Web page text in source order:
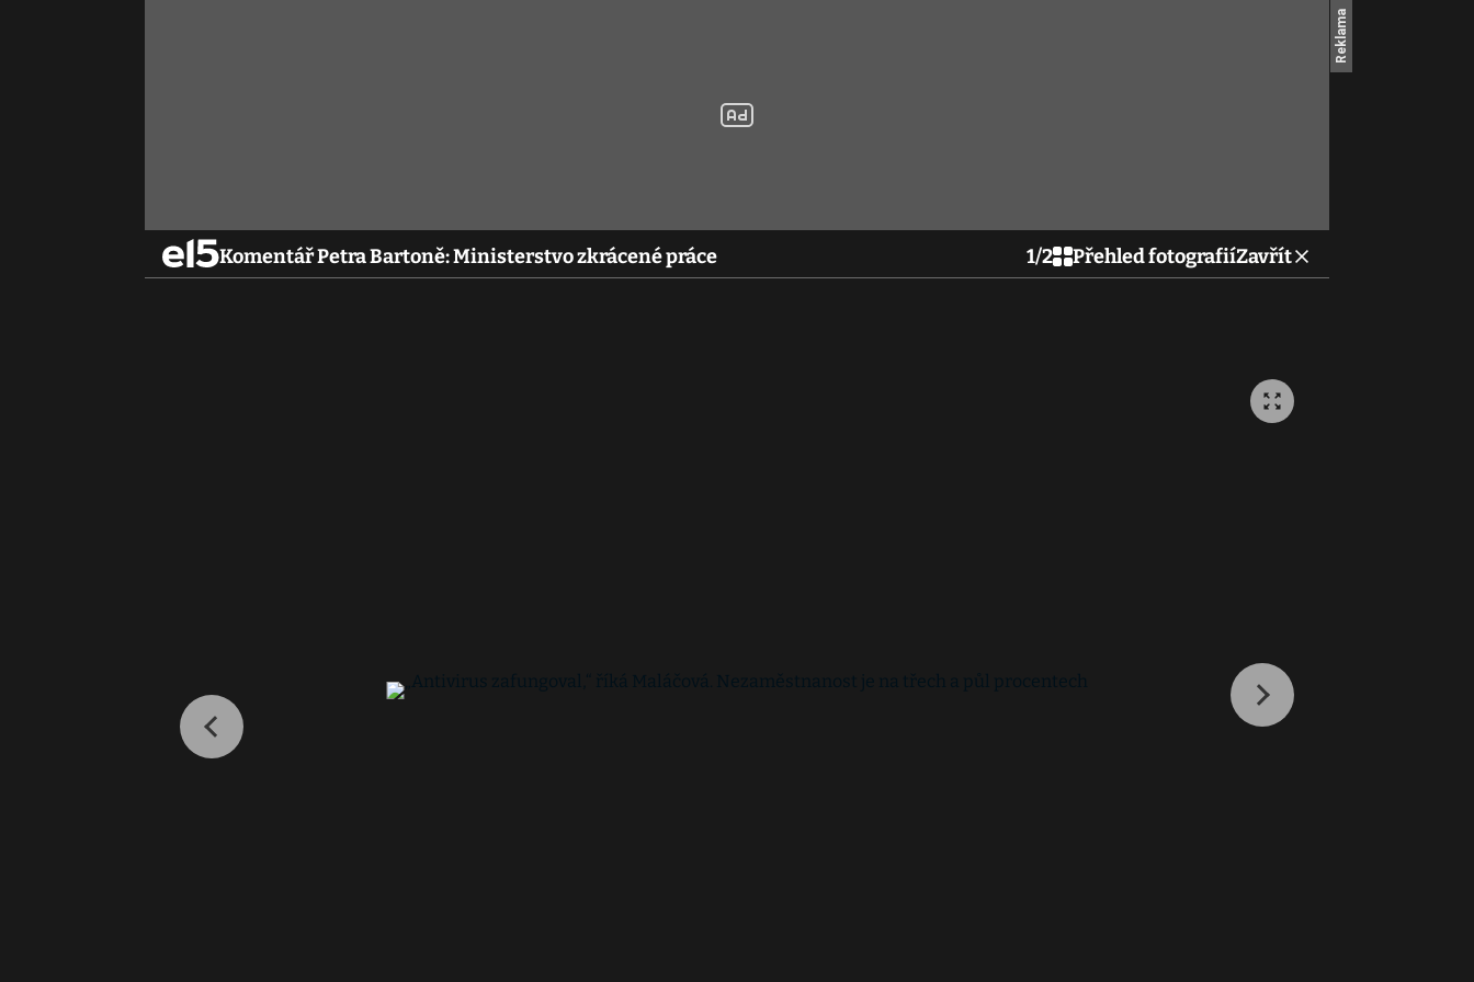
Komentář Petra Bartoně: Ministerstvo zkrácené práce 1/2 Přehled fotografiíZavřít